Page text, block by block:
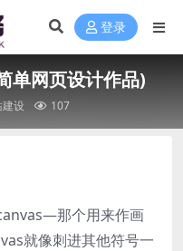
登录
网页设计作品)
建设 107
那个用来作画
就像刺进其他符号一